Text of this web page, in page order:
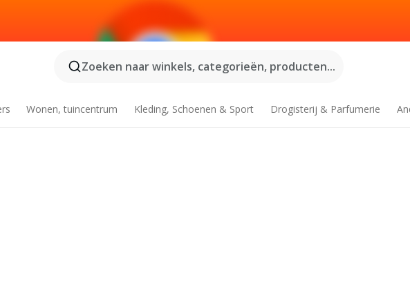
Zoeken naar winkels, categorieën, producten...
Wonen, tuincentrum Kleding, Schoenen & Sport Drogisterij & Parfumerie